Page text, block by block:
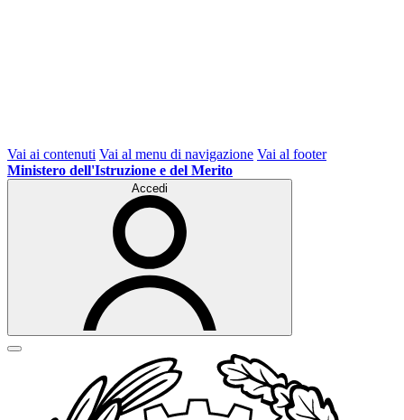
Vai ai contenuti Vai al menu di navigazione Vai al footer
Ministero dell'Istruzione e del Merito
Accedi